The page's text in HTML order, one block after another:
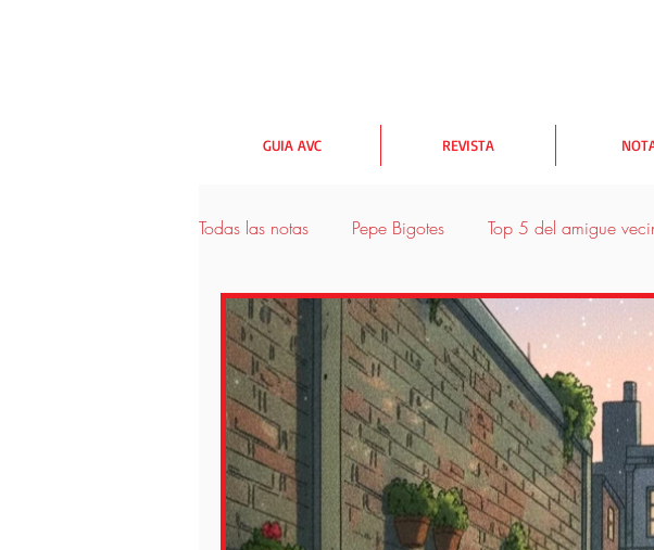
GUIA AVC REVISTA
Todas las notas Pepe Bigotes Top 5 del amigue
urbanismo y medioambiente donde comer
Las rutas AVC Lectores